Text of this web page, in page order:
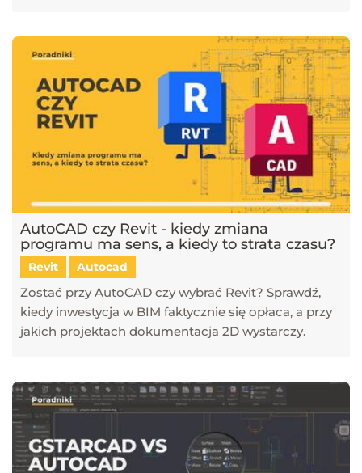
AutoCAD czy Revit - kiedy zmiana
programu ma sens, a kiedy to strata czasu?
Revit Autocad
Zostać przy AutoCAD czy wybrać Revit? Sprawdź,
kiedy inwestycja w BIM faktycznie się opłaca, a przy
jakich projektach dokumentacja 2D wystarczy.